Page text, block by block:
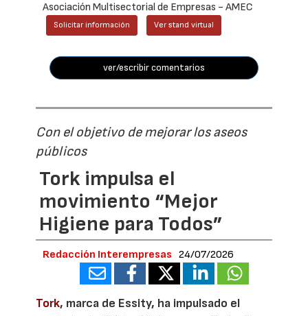
Asociación Multisectorial de Empresas - AMEC
Solicitar información Ver stand virtual
ver/escribir comentarios
Con el objetivo de mejorar los aseos
públicos
Tork impulsa el
movimiento “Mejor
Higiene para Todos”
Redacción Interempresas 24/07/2026
Tork, marca de Essity, ha impulsado el